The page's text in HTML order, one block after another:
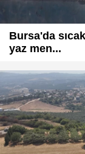
Bursa'da
yaz men...